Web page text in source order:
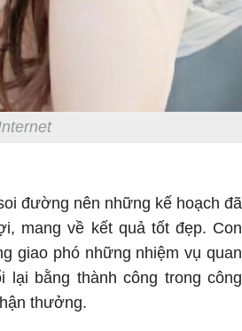
đường nên những kế hoạch đã
mang về kết quả tốt đẹp. Con
giao phó những nhiệm vụ quan
bằng thành công trong công
thưởng.